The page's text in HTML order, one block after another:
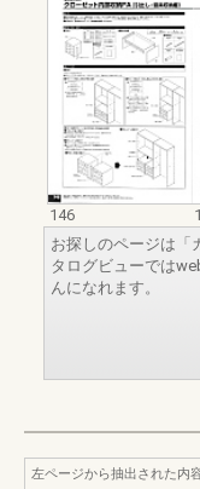
146
お探しのページは「
タログビューでは
んになれます。
左ページから抽出された内